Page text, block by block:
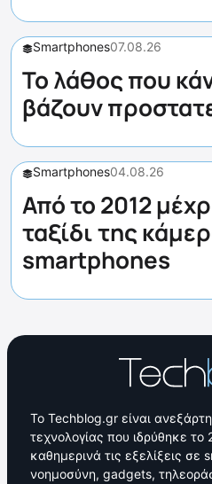
Smartphones07.08.26
Το λάθος που
βάζουν
Smartphones04.08.26
Από το 2012
ταξίδι της
smartphones
Το Techblog.gr είναι
τεχνολογίας που ιδρύθηκε το
καθημερινά τις εξελίξεις σε
νοημοσύνη, gadgets,